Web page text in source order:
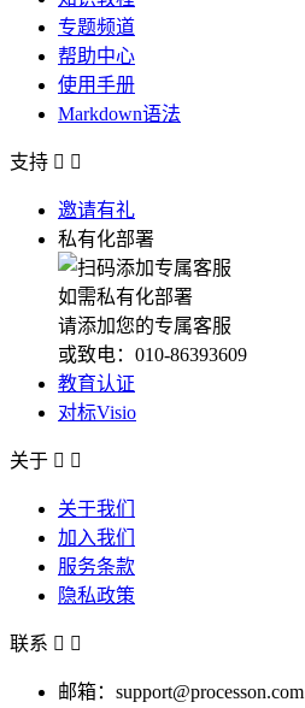
专题频道
帮助中心
使用手册
Markdown语法
支持  
邀请有礼
私有化部署
如需私有化部署
请添加您的专属客服
或致电：010-86393609
教育认证
对标Visio
关于  
关于我们
加入我们
服务条款
隐私政策
联系  
邮箱：support@processon.com